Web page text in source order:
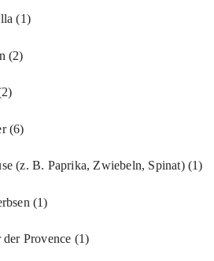
(1)
(2)
(6)
(z. B. Paprika, Zwiebeln, Spinat)(1)
(1)
Provence (1)